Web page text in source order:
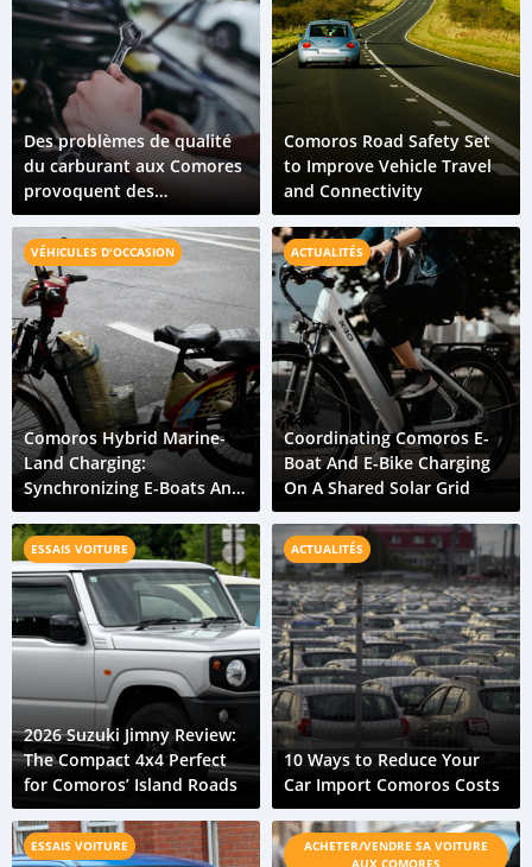
Des problèmes de qualité
du carburant aux Comores
provoquent des
dysfonctionnements de
véhicules sur toute l'île
Comoros Road Safety Set
to Improve Vehicle Travel
and Connectivity
VÉHICULES D'OCCASION
Comoros Hybrid Marine-
Land Charging:
Synchronizing E-Boats And
E-Bikes
ACTUALITÉS
Coordinating Comoros E-
Boat And E-Bike Charging
On A Shared Solar Grid
ESSAIS VOITURE
2026 Suzuki Jimny Review:
The Compact 4x4 Perfect
for Comoros’ Island Roads
ACTUALITÉS
10 Ways to Reduce Your
Car Import Comoros Costs
ESSAIS VOITURE
ACHETER/VENDRE SA VOITURE
AUX COMORES